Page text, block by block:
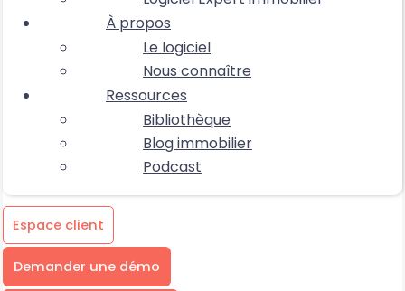
À propos
Le logiciel
Nous connaître
Ressources
Bibliothèque
Blog immobilier
Podcast
Espace client
Demander une démo